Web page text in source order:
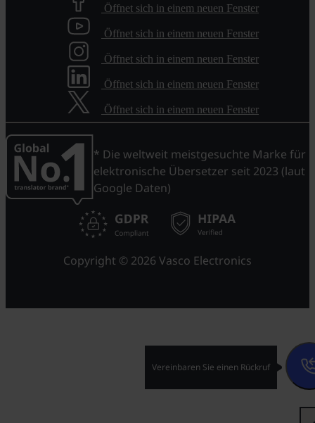
Öffnet sich in einem neuen Fenster
Öffnet sich in einem neuen Fenster
Öffnet sich in einem neuen Fenster
Öffnet sich in einem neuen Fenster
Öffnet sich in einem neuen Fenster
* Die weltweit meistgesuchte Marke für
elektronische Übersetzer seit 2023 (laut
Google Daten)
Copyright © 2026 Vasco Electronics
Vereinbaren Sie einen Rückruf